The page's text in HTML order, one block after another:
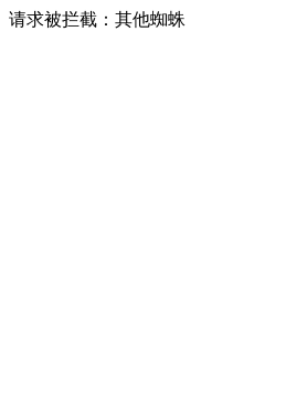
请求被拦截：其他蜘蛛